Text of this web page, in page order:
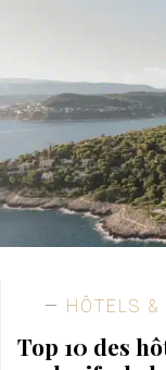
HÔTELS &
Top 10 des